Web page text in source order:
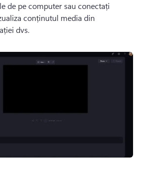
de pe computer sau conectați
conținutul media din
dvs.